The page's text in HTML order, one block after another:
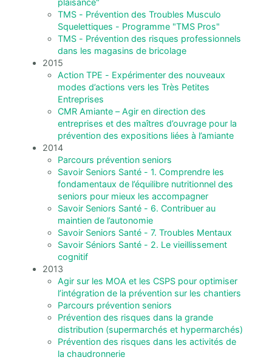
plaisance"
TMS - Prévention des Troubles Musculo
Squelettiques - Programme "TMS Pros"
TMS - Prévention des risques professionnels
dans les magasins de bricolage
2015
Action TPE - Expérimenter des nouveaux
modes d’actions vers les Très Petites
Entreprises
CMR Amiante – Agir en direction des
entreprises et des maîtres d’ouvrage pour la
prévention des expositions liées à l’amiante
2014
Parcours prévention seniors
Savoir Seniors Santé - 1. Comprendre les
fondamentaux de l’équilibre nutritionnel des
seniors pour mieux les accompagner
Savoir Seniors Santé - 6. Contribuer au
maintien de l’autonomie
Savoir Seniors Santé - 7. Troubles Mentaux
Savoir Séniors Santé - 2. Le vieillissement
cognitif
2013
Agir sur les MOA et les CSPS pour optimiser
l’intégration de la prévention sur les chantiers
Parcours prévention seniors
Prévention des risques dans la grande
distribution (supermarchés et hypermarchés)
Prévention des risques dans les activités de
la chaudronnerie